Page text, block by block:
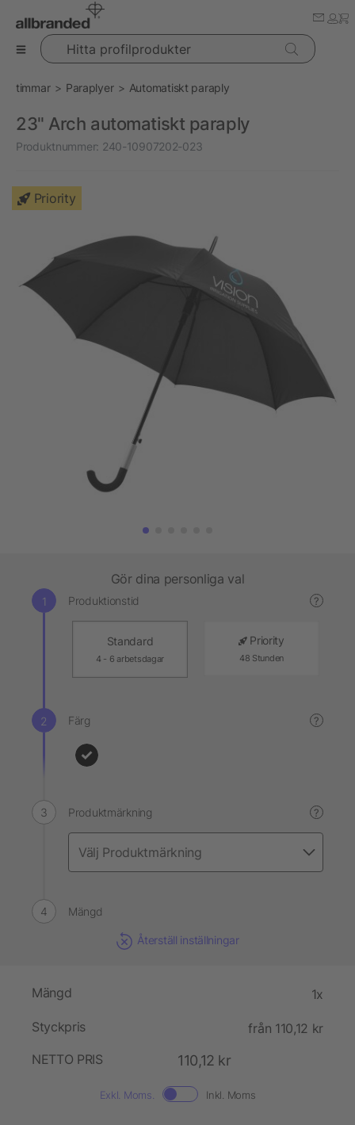
Hitta profilprodukter
timmar Paraplyer Automatiskt paraply
23" Arch automatiskt paraply
Produktnummer: 240-10907202-023
Priority
Gör dina personliga val
Produktionstid ?
Standard
4 - 6 arbetsdagar
Priority
48 Stunden
Färg ?
Produktmärkning ?
Mängd
Återställ inställningar
Mängd 1x
Styckpris
från 110,12 kr
NETTO PRIS
110,12 kr
Exkl. Moms. Inkl. Moms